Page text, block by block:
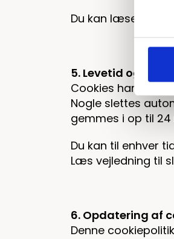
Du kan læse mere
5. Levetid og
Cookies har en
Nogle slettes
gemmes i op til
Du kan til enhver
Læs vejledning til
6. Opdatering af
Denne